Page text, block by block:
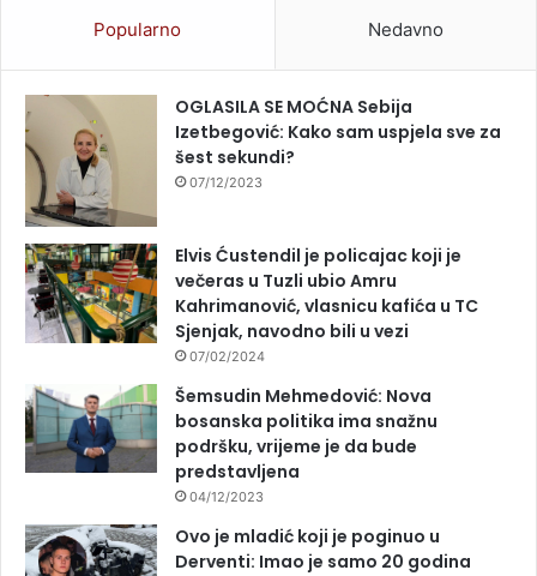
Popularno Nedavno
OGLASILA SE MOĆNA Sebija
Izetbegović: Kako sam uspjela sve za
šest sekundi?
07/12/2023
Elvis Ćustendil je policajac koji je
večeras u Tuzli ubio Amru
Kahrimanović, vlasnicu kafića u TC
Sjenjak, navodno bili u vezi
07/02/2024
Šemsudin Mehmedović: Nova
bosanska politika ima snažnu
podršku, vrijeme je da bude
predstavljena
04/12/2023
Ovo je mladić koji je poginuo u
Derventi: Imao je samo 20 godina